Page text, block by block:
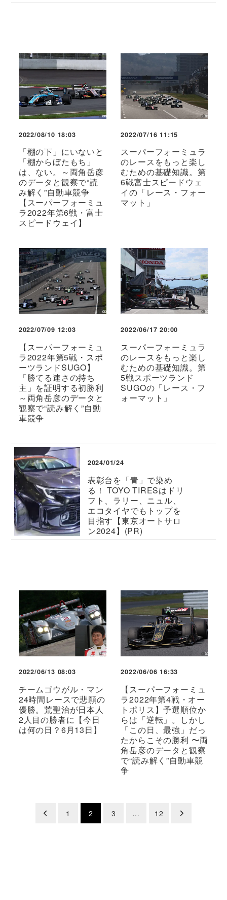
2022/08/10 18:03
「棚の下」にいないと
「棚からぼたもち」
は、ない。～両角岳彦
のデータと観察で“読
み解く”自動車競争
【スーパーフォーミュ
ラ2022年第6戦・富士
スピードウェイ】
2022/07/16 11:15
スーパーフォーミュラ
のレースをもっと楽し
むための基礎知識。第
6戦富士スピードウェ
イの「レース・フォー
マット」
2022/07/09 12:03
【スーパーフォーミュ
ラ2022年第5戦・スポ
ーツランドSUGO】
「勝てる速さの持ち
主」を証明する初勝利
～両角岳彦のデータと
観察で“読み解く”自動
車競争
2022/06/17 20:00
スーパーフォーミュラ
のレースをもっと楽し
むための基礎知識。第
5戦スポーツランド
SUGOの「レース・フ
ォーマット」
2024/01/24
表彰台を「青」で染め
る！ TOYO TIRESはドリ
フト、ラリー、ニュル、
エコタイヤでもトップを
目指す【東京オートサロ
ン2024】(PR)
2022/06/13 08:03
チームゴウがル・マン
24時間レースで悲願の
優勝。荒聖治が日本人
2人目の勝者に【今日
は何の日？6月13日】
2022/06/06 16:33
【スーパーフォーミュ
ラ2022年第4戦・オー
トポリス】予選順位か
らは「逆転」。しかし
「この日、最強」だっ
たからこその勝利 〜両
角岳彦のデータと観察
で“読み解く”自動車競
争
1 2 3 … 12